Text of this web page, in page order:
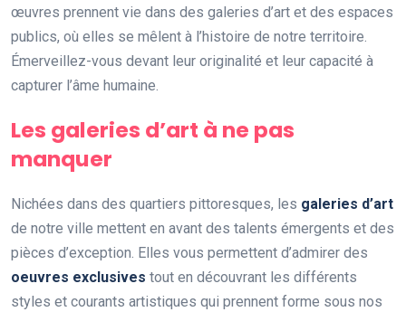
œuvres prennent vie dans des galeries d’art et des espaces
publics, où elles se mêlent à l’histoire de notre territoire.
Émerveillez-vous devant leur originalité et leur capacité à
capturer l’âme humaine.
Les galeries d’art à ne pas
manquer
Nichées dans des quartiers pittoresques, les galeries d’art
de notre ville mettent en avant des talents émergents et des
pièces d’exception. Elles vous permettent d’admirer des
oeuvres exclusives tout en découvrant les différents
styles et courants artistiques qui prennent forme sous nos